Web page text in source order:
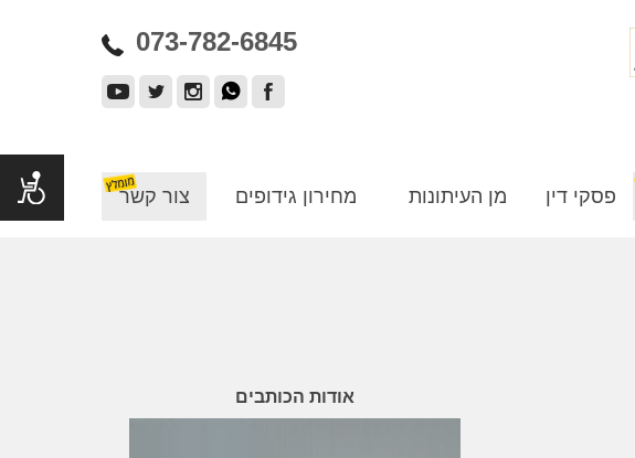
073-782-6845
פסקי דין מן העיתונות מחירון גידופים צור קשר
אודות הכותבים